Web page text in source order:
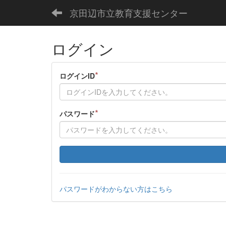
京田辺市立教育支援センター
ログイン
ログインID*
パスワード*
パスワードがわからない方はこちら